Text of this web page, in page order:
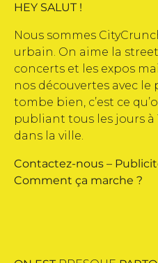
HEY SALUT !
Nous sommes
urbain. On aime la
concerts et les expos
nos découvertes avec
tombe bien, c’est ce
publiant tous les jours
dans la ville.
Contactez-nous –
Comment ça marche ?